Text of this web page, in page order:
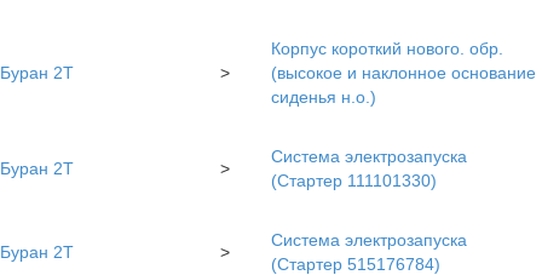
Буран 2Т >
Корпус короткий нового. обр.
(высокое и наклонное основание
сиденья н.о.)
Буран 2Т >
Система электрозапуска
(Стартер 111101330)
Буран 2Т >
Система электрозапуска
(Стартер 515176784)